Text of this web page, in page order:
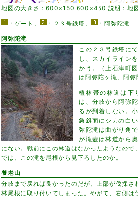
地図の大きさ： 600×150 600×450 説明： 地
：ゲート、 ：２３号鉄塔、 ：阿弥陀滝
阿弥陀滝
この２３号鉄塔に
し、スカイライン
かう。（上石津町
は阿弥陀ヶ滝、阿弥
植林帯の林道は下
は、分岐から阿弥
るが到着しない。
急斜面にシカの白
弥陀滝は曲がり角
が滝壺は林道から
にない。戦前にこの林道はなかったようなので
では、この滝を尾根から見下ろしたのか。
養老山
分岐まで戻れば良かったのだが、上部が伐採さ
林尾根に取り付いてしまった。やがて、右側は